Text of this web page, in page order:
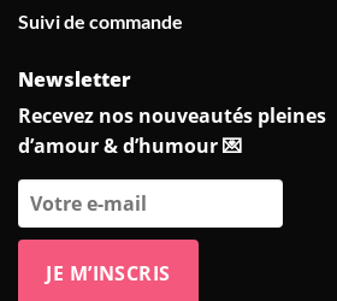
Suivi de commande
Newsletter
Recevez nos nouveautés pleines
d’amour & d’humour 💌